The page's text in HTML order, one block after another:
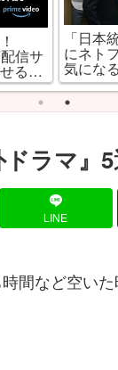
信サ
ると
「日本
にネト
気にな
ラマ』5
LINE
間など空い